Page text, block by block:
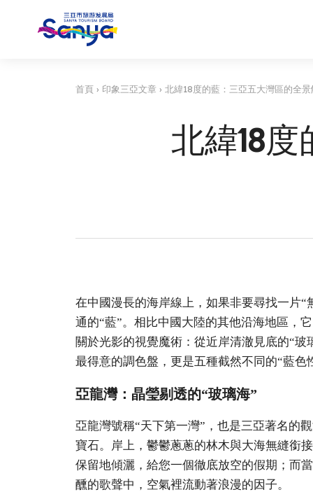
首頁› 印象三亞文章 › 北緯18度的藍：三亞五大灣區的全景
北緯18
在中國漫長的海岸線上，如果非要尋找一片
通的“藍”。相比中國大陸的其他沿海地區，
關於光影的視覺魔術：從近岸清澈見底的“
最得意的調色盤，更是五種截然不同的“藍色
亞龍灣：晶瑩剔透的“玻璃海”
亞龍灣號稱“天下第一灣”，也是三亞著名的
寶石。岸上，鬱鬱蔥蔥的林木與大海無縫銜
保留地傾灑，給您一個徹底放空的假期；而
醺的歌聲中，空氣裡流動著浪漫的因子。